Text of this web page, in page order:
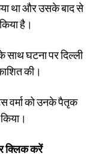
था और उसके बाद से
है।
साथ घटना पर दिल्ली
की।
वर्मा को उनके पैतृक
क्लिक करें